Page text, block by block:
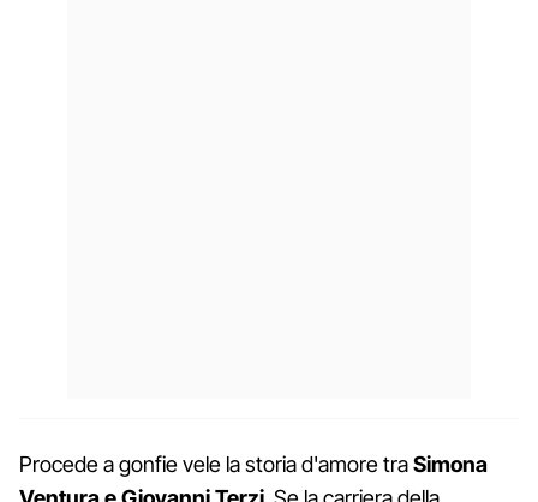
Procede a gonfie vele la storia d'amore traSimona